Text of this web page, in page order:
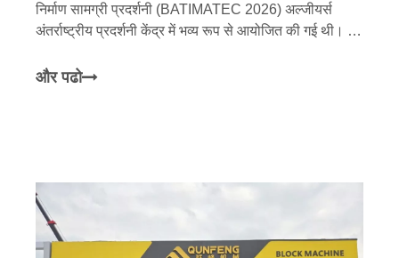
निर्माण सामग्री प्रदर्शनी (BATIMATEC 2026) अल्जीयर्स
अंतर्राष्ट्रीय प्रदर्शनी केंद्र में भव्य रूप से आयोजित की गई थी। यह
हजार भाग लेने वाले उद्यम शामिल हैं और ध्यान केंद्रित करते हैं
और पढो